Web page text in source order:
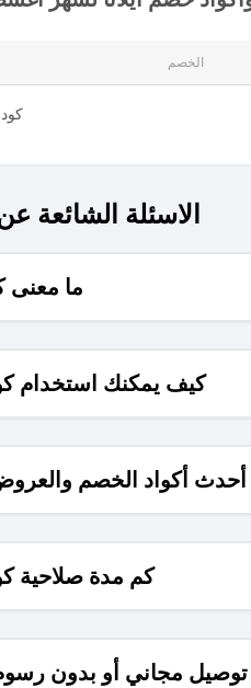
الخصم
الاسئلة الشائعة
ما
كيف يمكنك استخدام
أكواد الخصم
كم مدة صلاحية
مجاني أو بدون